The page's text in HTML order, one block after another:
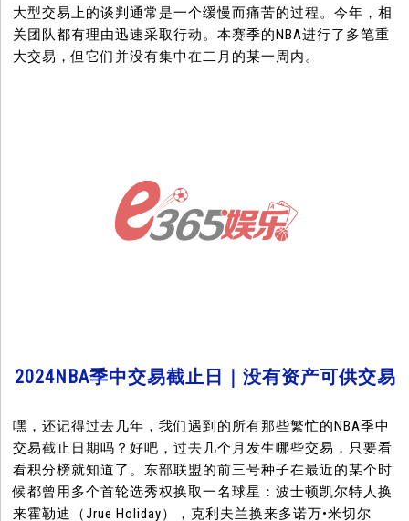
大型交易上的谈判通常是一个缓慢而痛苦的过程。今年，相
关团队都有理由迅速采取行动。本赛季的NBA进行了多笔重
大交易，但它们并没有集中在二月的某一周内。
2024NBA季中交易截止日｜没有资产可供交易
嘿，还记得过去几年，我们遇到的所有那些繁忙的NBA季中
交易截止日期吗？好吧，过去几个月发生哪些交易，只要看
看积分榜就知道了。东部联盟的前三号种子在最近的某个时
候都曾用多个首轮选秀权换取一名球星：波士顿凯尔特人换
来霍勒迪（Jrue Holiday），克利夫兰换来多诺万•米切尔